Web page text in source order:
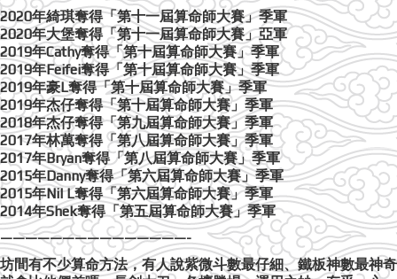
2020年綺琪奪得「第十一屆算命師大賽」季軍
2020年大堡奪得「第十一屆算命師大賽」亞軍
2019年Cathy奪得「第十屆算命師大賽」季軍
2019年Feifei奪得「第十屆算命師大賽」季軍
2019年豪L奪得「第十屆算命師大賽」季軍
2019年杰仔奪得「第十屆算命師大賽」季軍
2018年杰仔奪得「第九屆算命師大賽」季軍
2017年林萬奪得「第八屆算命師大賽」季軍
2017年Bryan奪得「第八屆算命師大賽」季軍
2015年Danny奪得「第六屆算命師大賽」季軍
2015年Nil L奪得「第六屆算命師大賽」季軍
2014年Shek奪得「第五屆算命師大賽」季軍
———————————————-
坊間有不少算命方法，有人說紫微斗數最仔細、鐵板神數最神